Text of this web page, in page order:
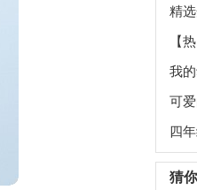
7篇
精
篇
【
我
可
篇)
四
猜